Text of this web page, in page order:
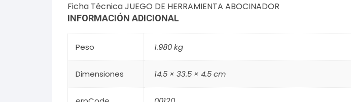
Ficha Técnica JUEGO DE HERRAMIENTA ABOCINADOR
INFORMACIÓN ADICIONAL
Peso 1.980 kg
Dimensiones 14.5 × 33.5 × 4.5 cm